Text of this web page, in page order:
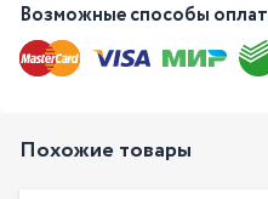
Возможные способы
Похожие товары